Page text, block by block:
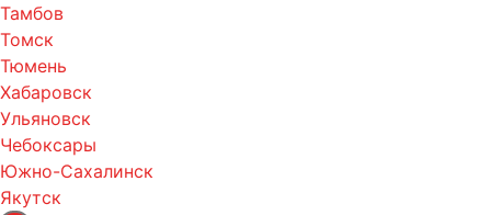
Тамбов
Томск
Тюмень
Хабаровск
Ульяновск
Чебоксары
Южно-Сахалинск
Якутск